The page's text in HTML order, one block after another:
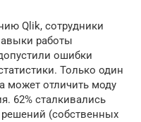
Qlik, сотрудники
работы
ошибки
Только один
может отличить моду
62% сталкивались
(собственных